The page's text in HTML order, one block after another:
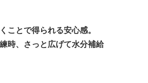
ことで得られる安心感。
時、さっと広げて水分補給